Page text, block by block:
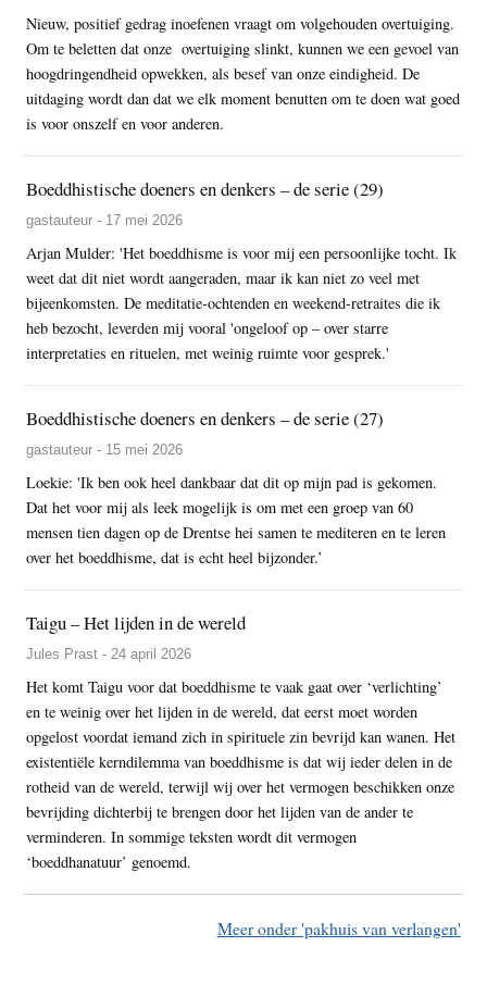
Nieuw, positief gedrag inoefenen vraagt om volgehouden overtuiging.
Om te beletten dat onze overtuiging slinkt, kunnen we een gevoel van
hoogdringendheid opwekken, als besef van onze eindigheid. De
uitdaging wordt dan dat we elk moment benutten om te doen wat goed
is voor onszelf en voor anderen.
Boeddhistische doeners en denkers – de serie (29)
gastauteur - 17 mei 2026
Arjan Mulder: 'Het boeddhisme is voor mij een persoonlijke tocht. Ik
weet dat dit niet wordt aangeraden, maar ik kan niet zo veel met
bijeenkomsten. De meditatie-ochtenden en weekend-retraites die ik
heb bezocht, leverden mij vooral 'ongeloof op – over starre
interpretaties en rituelen, met weinig ruimte voor gesprek.'
Boeddhistische doeners en denkers – de serie (27)
gastauteur - 15 mei 2026
Loekie: 'Ik ben ook heel dankbaar dat dit op mijn pad is gekomen.
Dat het voor mij als leek mogelijk is om met een groep van 60
mensen tien dagen op de Drentse hei samen te mediteren en te leren
over het boeddhisme, dat is echt heel bijzonder.’
Taigu – Het lijden in de wereld
Jules Prast - 24 april 2026
Het komt Taigu voor dat boeddhisme te vaak gaat over ‘verlichting’
en te weinig over het lijden in de wereld, dat eerst moet worden
opgelost voordat iemand zich in spirituele zin bevrijd kan wanen. Het
existentiële kerndilemma van boeddhisme is dat wij ieder delen in de
rotheid van de wereld, terwijl wij over het vermogen beschikken onze
bevrijding dichterbij te brengen door het lijden van de ander te
verminderen. In sommige teksten wordt dit vermogen
‘boeddhanatuur’ genoemd.
Meer onder 'pakhuis van verlangen'